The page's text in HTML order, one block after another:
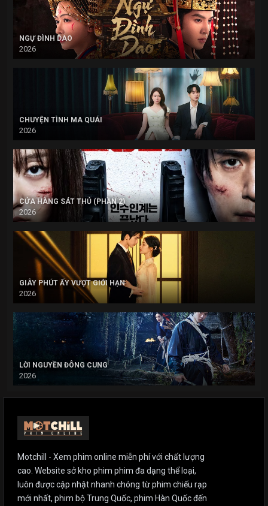
NGỰ ĐÌNH DAO
2026
CHUYỆN TÌNH MA QUÁI
2026
CỬA HÀNG SÁT THỦ (PHẦN 2)
2026
GIÂY PHÚT ẤY VƯỢT GIỚI HẠN
2026
LỜI NGUYỀN ĐÔNG CUNG
2026
Motchill - Xem phim online miễn phí với chất lượng
cao. Website sở kho phim phim đa dạng thể loại,
luôn được cập nhật nhanh chóng từ phim chiếu rạp
mới nhất, phim bộ Trung Quốc, phim Hàn Quốc đến